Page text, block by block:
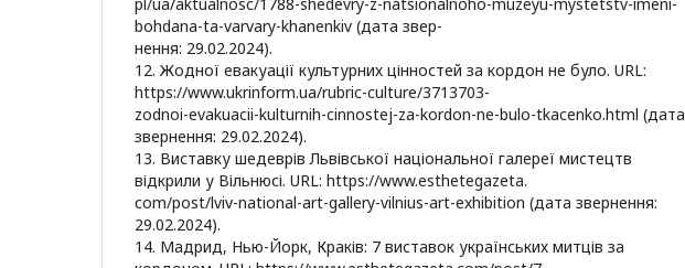
bohdana-ta-varvary-khanenkiv (дата звер-
нення: 29.02.2024).
12. Жодної евакуації культурних цінностей за кордон не було. URL:
https://www.ukrinform.ua/rubric-culture/3713703-
zodnoi-evakuacii-kulturnih-cinnostej-za-kordon-ne-bulo-tkacenko.html (дата
звернення: 29.02.2024).
13. Виставку шедеврів Львівської національної галереї мистецтв
відкрили у Вільнюсі. URL: https://www.esthetegazeta.
com/post/lviv-national-art-gallery-vilnius-art-exhibition (дата звернення:
29.02.2024).
14. Мадрид, Нью-Йорк, Краків: 7 виставок українських митців за